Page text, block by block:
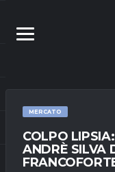
MERCATO
COLPO
ANDRÈ SILVA